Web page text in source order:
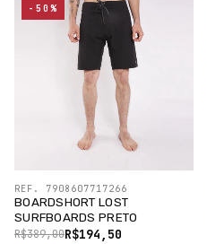
BOARDSHORT LOST
SURFBOARDS PRETO
R$194,50
R$389,00
REF. 7908607717266
-50%